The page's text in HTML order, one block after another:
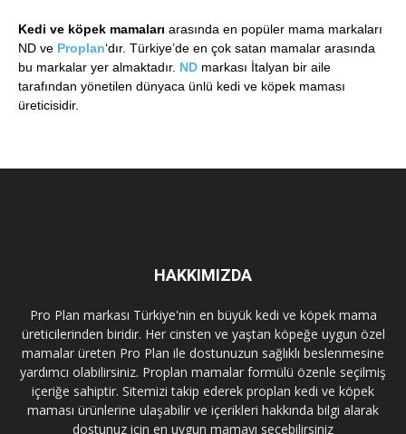
Kedi ve köpek mamaları arasında en popüler mama markaları
ND ve Proplan‘dır. Türkiye’de en çok satan mamalar arasında
bu markalar yer almaktadır. ND markası İtalyan bir aile
tarafından yönetilen dünyaca ünlü kedi ve köpek maması
üreticisidir.
HAKKIMIZDA
Pro Plan markası Türkiye'nin en büyük kedi ve köpek mama
üreticilerinden biridir. Her cinsten ve yaştan köpeğe uygun özel
mamalar üreten Pro Plan ile dostunuzun sağlıklı beslenmesine
yardımcı olabilirsiniz. Proplan mamalar formülü özenle seçilmiş
içeriğe sahiptir. Sitemizi takip ederek proplan kedi ve köpek
maması ürünlerine ulaşabilir ve içerikleri hakkında bilgi alarak
dostunuz için en uygun mamayı seçebilirsiniz